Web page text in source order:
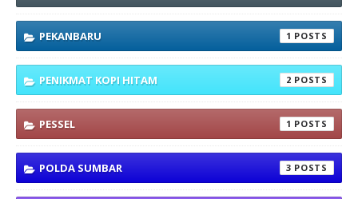
PEKANBARU 1
PENIKMAT KOPI HITAM 2
PESSEL 1
POLDA SUMBAR 3